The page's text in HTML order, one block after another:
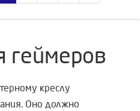
геймеров
креслу
Оно должно